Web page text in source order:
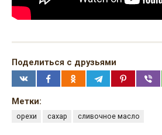
Поделиться с друзьями
Метки:
орехи сахар сливочное масло